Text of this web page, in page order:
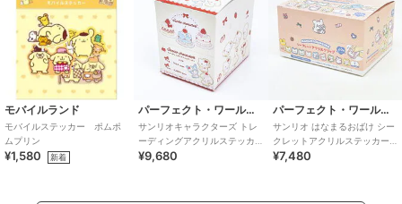
モバイルランド
モバイルステッカー ポムポ
ムプリン
¥1,580 新着
パーフェクト・ワールド・トーキョー
サンリオキャラクターズ トレ
ーディングアクリルステッカ
ー 全12種 コンプリートBOX ス
¥9,680
パーフェクト・ワールド・トーキョー
サンリオ はなまるおばけ シー
クレットアクリルステッカー
全10種 コンプリートBOX
¥7,480